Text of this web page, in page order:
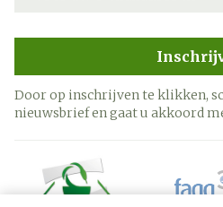
Door op inschrijven te klikken,
nieuwsbrief en gaat u akkoord